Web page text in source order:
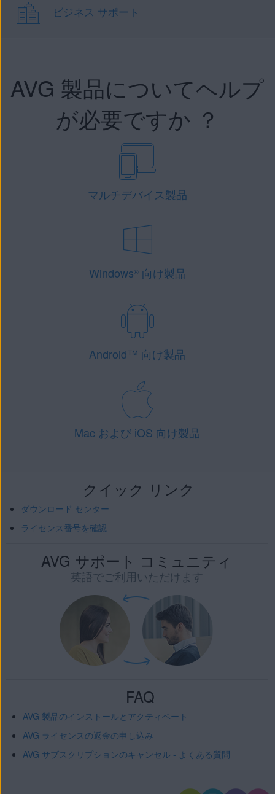
ビジネス サポート
AVG 製品についてヘルプ
が必要ですか ？
マルチデバイス製品
Windows®向け製品
Android™ 向け製品
Mac および iOS 向け製品
クイック リンク
ダウンロード センター
ライセンス番号を確認
AVG サポート コミュニティ
英語でご利用いただけます
FAQ
AVG 製品のインストールとアクティベート
AVG ライセンスの返金の申し込み
AVG サブスクリプションのキャンセル - よくある質問